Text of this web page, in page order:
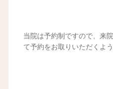
当院は予約制ですので、来
て予約をお取りいただくよ